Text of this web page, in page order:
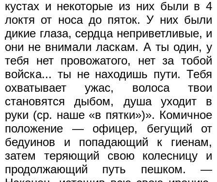
кустах и некоторые из них были в 4
локтя от носа до пяток. У них были
дикие глаза, сердца неприветливые, и
они не внимали ласкам. А ты один, у
тебя нет провожатого, нет за тобой
войска... ты не находишь пути. Тебя
охватывает ужас, волоса твои
становятся дыбом, душа уходит в
руки (ср. наше «в пятки»)». Комичное
положение — офицер, бегущий от
бедуинов и попадающий к гиенам,
затем теряющий свою колесницу и
продолжающий путь пешком. —